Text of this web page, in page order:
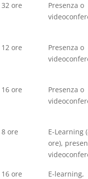
32 ore
Presenza o
12 ore
Presenza o
16 ore
Presenza o
8 ore
E-Learning
ore),
16 ore
E-learning,